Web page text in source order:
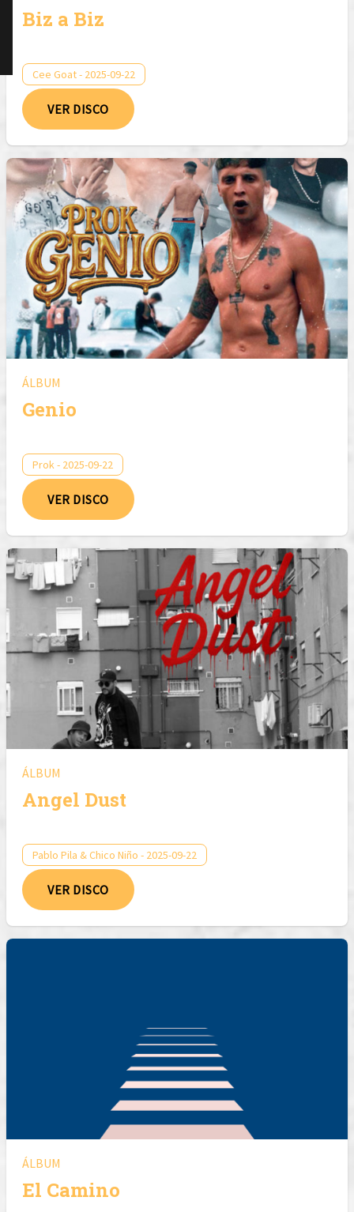
Biz a Biz
Cee Goat - 2025-09-22
VER DISCO
ÁLBUM
Genio
Prok - 2025-09-22
VER DISCO
ÁLBUM
Angel Dust
Pablo Pila & Chico Niño - 2025-09-22
VER DISCO
ÁLBUM
El Camino